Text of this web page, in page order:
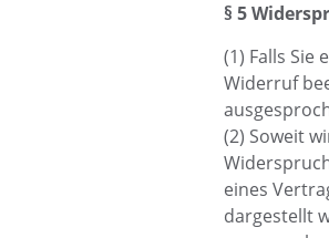
§ 5
(1) Falls
Widerruf
(2) Soweit
eines
dargestellt